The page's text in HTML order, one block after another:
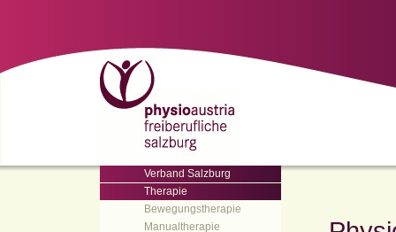
Verband Salzburg
Therapie
Bewegungstherapie
Manualtherapie